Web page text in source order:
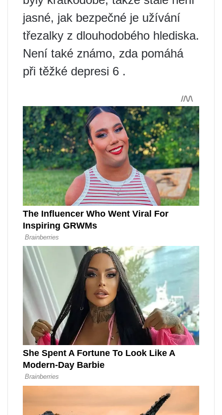
jasné, jak bezpečné je užívání
třezalky z dlouhodobého hlediska.
Není také známo, zda pomáhá
při těžké depresi 6 .